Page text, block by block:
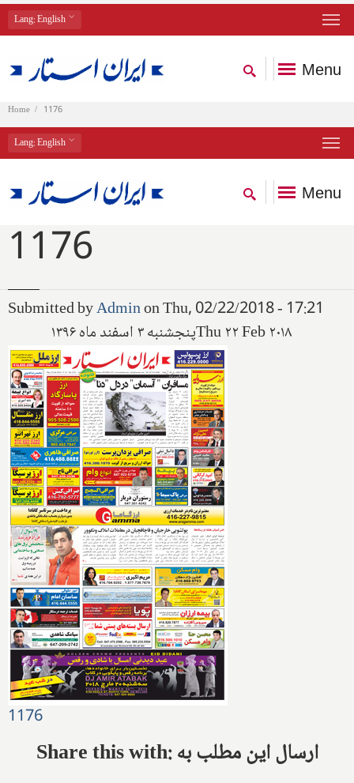
Lang: English
Menu
Home 1176
Lang: English
Menu
1176
Submitted byAdminon Thu, 02/22/2018 - 17:21
پنجشنبه ۳ اسفند ماه ۱۳۹۶Thu ۲۲ Feb ۲۰۱۸
1176
Share this with: ارسال این مطلب به